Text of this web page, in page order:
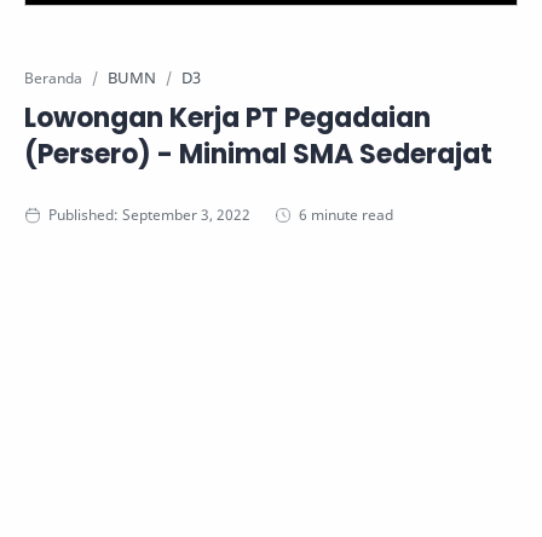
Beranda BUMN D3
Lowongan Kerja PT Pegadaian
(Persero) - Minimal SMA Sederajat
6 minute read